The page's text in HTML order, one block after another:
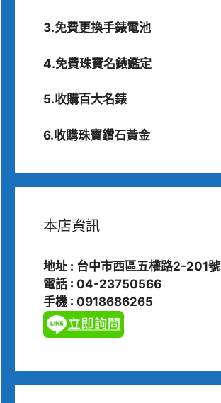
3.免費更換手錶電池
4.免費珠寶名錶鑑定
5.收購百大名錶
6.收購珠寶鑽石黃金
本店資訊
地址 : 台中市西區五權路2-201號
電話 : 04-23750566
手機 : 0918686265